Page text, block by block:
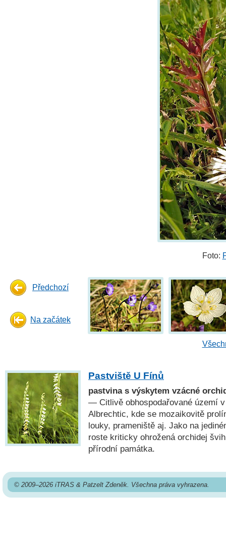
Foto:
Předchozí
Na začátek
Pastviště U Fínů
pastvina s výskytem vzácné
— Citlivě obhospodařované území
Albrechtic, kde se mozaikovitě
louky, prameniště aj. Jako na
roste kriticky ohrožená orchidej
přírodní památka.
© 2009–2026 iTRAS & Patzelt Zdeněk. Všechna práva vyhrazena.